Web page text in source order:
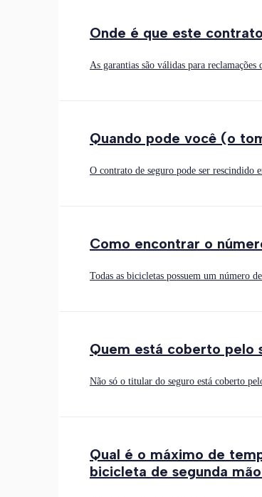
Onde é que este
As garantias são válidas para reclamações
Quando pode você (o
O contrato de seguro pode ser rescindido
Como encontrar o
Todas as bicicletas possuem um número
Quem está coberto pelo
Não só o titular do seguro está coberto
Qual é o máximo de
bicicleta de segunda